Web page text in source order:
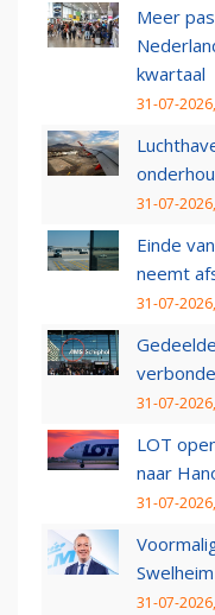
Meer
kwartaal
31-07-
31-07-
Einde
neemt
31-07-
31-07-
LOT
naar
31-07-
31-07-